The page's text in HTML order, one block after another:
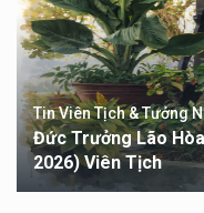
Tin Viên Tịch & Tưởng
Đức Trưởng Lão
2026) Viên Tịch